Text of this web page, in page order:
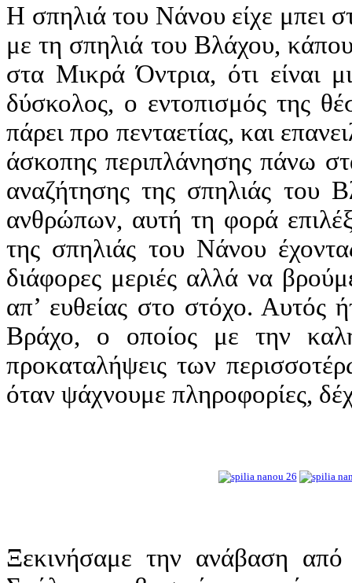
Η σπηλιά του Νάνου είχε μπει
με τη σπηλιά του Βλάχου,
στα Μικρά Όντρια, ότι είναι
δύσκολος, ο εντοπισμός της
πάρει προ πενταετίας, και
άσκοπης περιπλάνησης πάνω
αναζήτησης της σπηλιάς του
ανθρώπων, αυτή τη φορά
της σπηλιάς του Νάνου
διάφορες μεριές αλλά να
απ’ ευθείας στο στόχο.
Βράχο, ο οποίος με την
προκαταλήψεις των
όταν ψάχνουμε πληροφορίες,
Ξεκινήσαμε την ανάβαση